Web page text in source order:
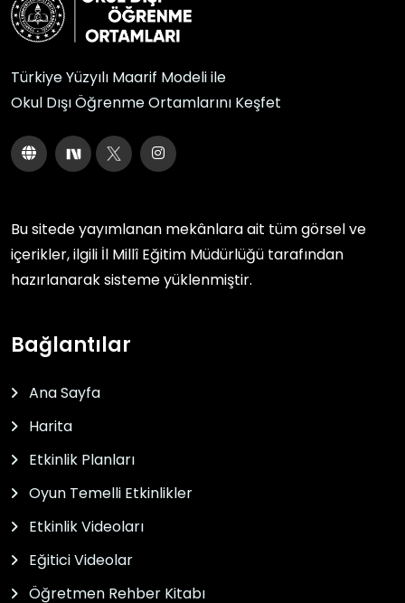
Türkiye Yüzyılı Maarif Modeli ile
Okul Dışı Öğrenme Ortamlarını Keşfet
Bu sitede yayımlanan mekânlara ait tüm görsel ve
içerikler, ilgili İl Millî Eğitim Müdürlüğü tarafından
hazırlanarak sisteme yüklenmiştir.
Bağlantılar
Ana Sayfa
Harita
Etkinlik Planları
Oyun Temelli Etkinlikler
Etkinlik Videoları
Eğitici Videolar
Öğretmen Rehber Kitabı